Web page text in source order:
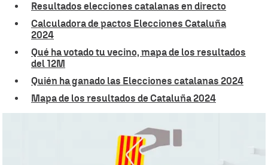
Resultados elecciones catalanas en directo
Calculadora de pactos Elecciones Cataluña
2024
Qué ha votado tu vecino, mapa de los resultados
del 12M
Quién ha ganado las Elecciones catalanas 2024
Mapa de los resultados de Cataluña 2024